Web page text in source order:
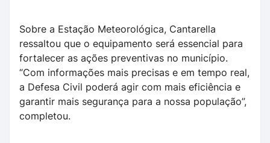
Sobre a Estação Meteorológica, Cantarella
ressaltou que o equipamento será essencial para
fortalecer as ações preventivas no município.
“Com informações mais precisas e em tempo real,
a Defesa Civil poderá agir com mais eficiência e
garantir mais segurança para a nossa população”,
completou.